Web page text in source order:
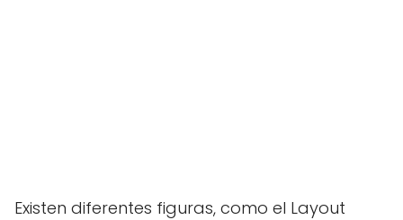
Existen diferentes figuras, como el Layout